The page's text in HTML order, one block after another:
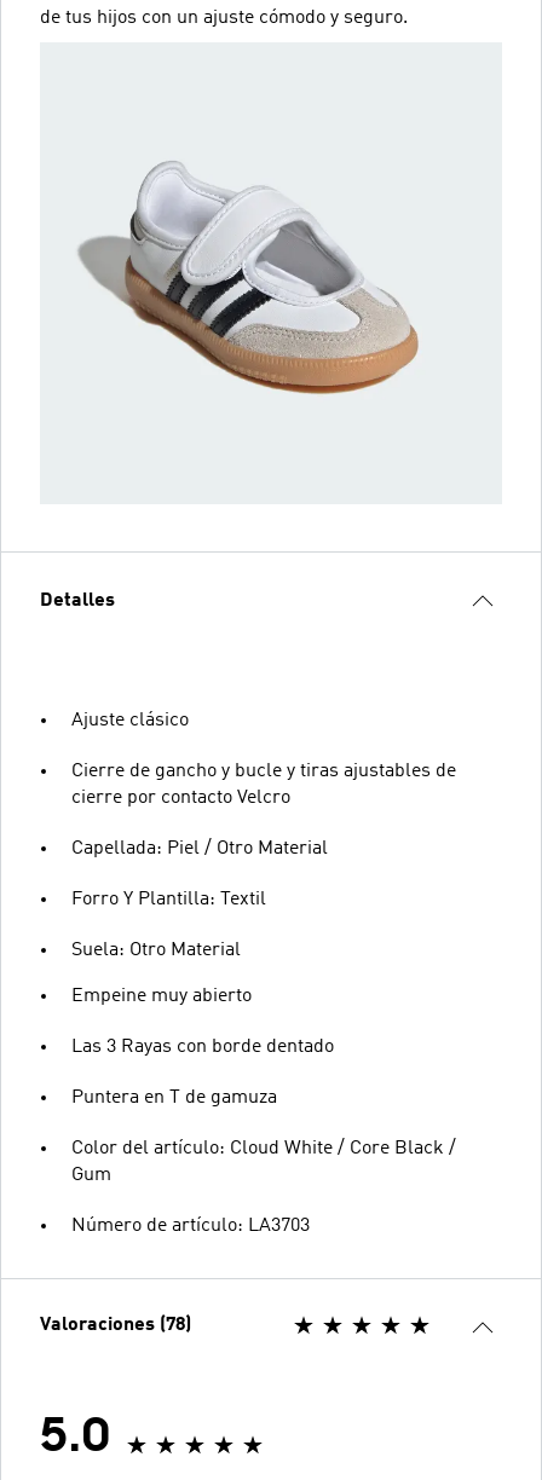
de tus hijos con un ajuste cómodo y seguro.
Detalles
Ajuste clásico
Cierre de gancho y bucle y tiras ajustables de
cierre por contacto Velcro
Capellada: Piel / Otro Material
Forro Y Plantilla: Textil
Suela: Otro Material
Empeine muy abierto
Las 3 Rayas con borde dentado
Puntera en T de gamuza
Color del artículo: Cloud White / Core Black /
Gum
Número de artículo: LA3703
Valoraciones (78)
5.0